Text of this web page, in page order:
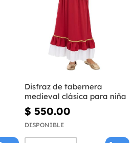
Disfraz de tabernera
medieval clásica para niña
$ 550.00
DISPONIBLE